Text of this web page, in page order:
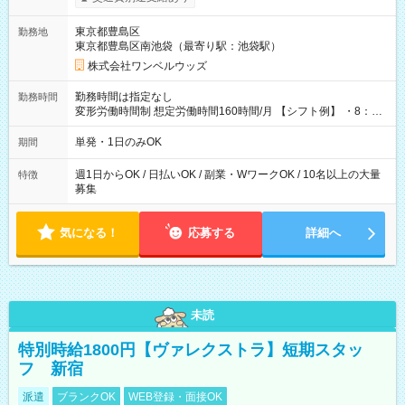
ンビニATMから 日払い分を引き落とせます！ 【試用期間】試
勤務地
東京都豊島区
東京都豊島区南池袋（最寄り駅：池袋駅）
株式会社ワンベルウッズ
勤務時間
勤務時間は指定なし
変形労働時間制 想定労働時間160時間/月 【シフト例】 ・8：00
～21：00
期間 単発・1日のみOK
特徴
週1日からOK / 日払いOK / 副業・WワークOK / 10名以上の大量
募集
気になる！ 応募する 詳細へ
未読
特別時給1800円【ヴァレクストラ】短期スタッ
フ 新宿
派遣 ブランクOK WEB登録・面接OK